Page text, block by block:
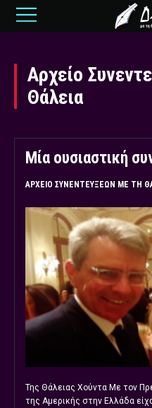
Αρχείο
Θάλεια
Μία ουσιαστική
ΑΡΧΕΊΟ ΣΥΝΕΝΤΕΎΞΕΩΝ ΜΕ ΤΗ
Της Θάλειας Χούντα Με τον
της Αμερικής στην Ελλάδα